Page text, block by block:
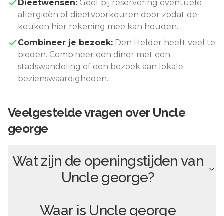
Dieetwensen: Geef bij reservering eventuele
allergieën of dieetvoorkeuren door zodat de
keuken hier rekening mee kan houden.
Combineer je bezoek: Den Helder heeft veel te
bieden. Combineer een diner met een
stadswandeling of een bezoek aan lokale
bezienswaardigheden.
Veelgestelde vragen over Uncle
george
Wat zijn de openingstijden van
Uncle george?
Waar is Uncle george